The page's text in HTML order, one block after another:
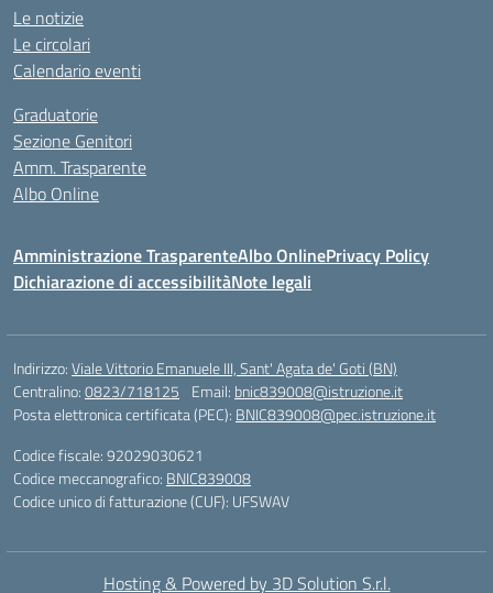
Le notizie
Le circolari
Calendario eventi
Graduatorie
Sezione Genitori
Amm. Trasparente
Albo Online
Amministrazione TrasparenteAlbo OnlinePrivacy Policy
Dichiarazione di accessibilitàNote legali
Indirizzo:Viale Vittorio Emanuele III, Sant' Agata de' Goti (BN)
Centralino:0823/718125 Email: bnic839008@istruzione.it
Posta elettronica certificata (PEC): BNIC839008@pec.istruzione.it
Codice fiscale: 92029030621
Codice meccanografico: BNIC839008
Codice unico di fatturazione (CUF): UFSWAV
Hosting & Powered by 3D Solution S.r.l.